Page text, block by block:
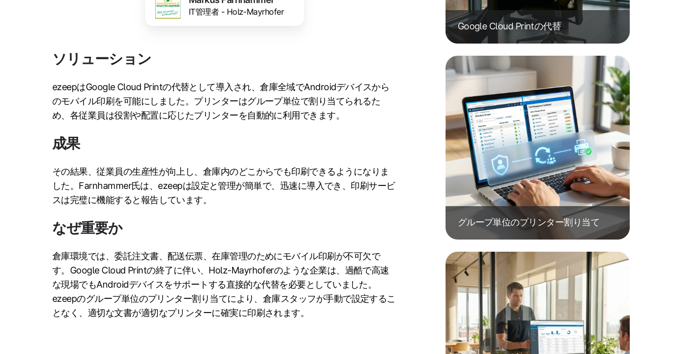
IT管理者 - Holz-Mayrhofer
ソリューション
ezeepはGoogle Cloud Printの代替として導入され、倉庫全域でAndroidデバイスから
のモバイル印刷を可能にしました。プリンターはグループ単位で割り当てられるた
め、各従業員は役割や配置に応じたプリンターを自動的に利用できます。
成果
その結果、従業員の生産性が向上し、倉庫内のどこからでも印刷できるようになりま
した。Farnhammer氏は、ezeepは設定と管理が簡単で、迅速に導入でき、印刷サービ
スは完璧に機能すると報告しています。
なぜ重要か
倉庫環境では、委託注文書、配送伝票、在庫管理のためにモバイル印刷が不可欠で
す。Google Cloud Printの終了に伴い、Holz-Mayrhoferのような企業は、過酷で高速
な現場でもAndroidデバイスをサポートする直接的な代替を必要としていました。
ezeepのグループ単位のプリンター割り当てにより、倉庫スタッフが手動で設定するこ
となく、適切な文書が適切なプリンターに確実に印刷されます。
Google Cloud Printの代替
グループ単位のプリンター割り当て